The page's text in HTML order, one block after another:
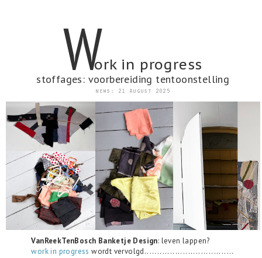
Work in progress
stoffages: voorbereiding tentoonstelling
news: 21 August 2025
VanReekTenBosch Banketje Design: leven lappen?
work in progress wordt vervolgd...................................